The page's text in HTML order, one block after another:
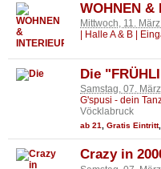
WOHNEN &
Mittwoch, 11.
| Halle A & B |
Die
Samstag, 07.
G'spusi - dein
Vöcklabruck
ab 21, Gratis Eintritt,
Crazy in